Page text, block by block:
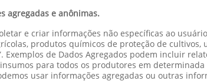
agregadas e anônimas.
e criar informações não específicas ao
produtos químicos de proteção de cultivos,
Exemplos de Dados Agregados podem incluir
para todos os produtores em
usar informações agregadas ou outras